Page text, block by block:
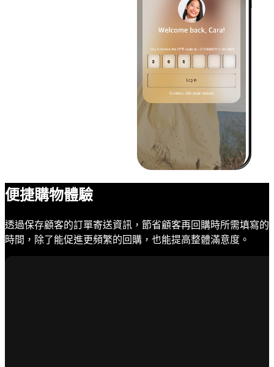
便捷購物體驗
透過保存顧客的訂單寄送資訊，節省顧客再回購時所需填寫的
時間，除了能促進更頻繁的回購，也能提高整體滿意度。